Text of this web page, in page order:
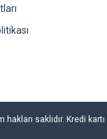
hakları saklıdır. Kredi